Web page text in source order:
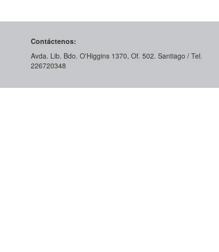
Contáctenos:
Avda. Lib. Bdo. O'Higgins 1370, Of. 502. Santiago / Tel.
226720348